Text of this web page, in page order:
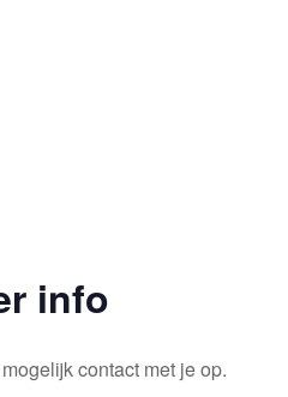
info
contact met je op.